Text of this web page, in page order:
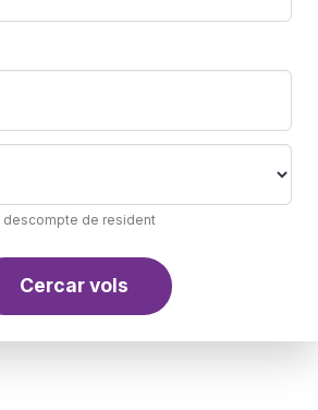
descompte de resident
Cercar vols